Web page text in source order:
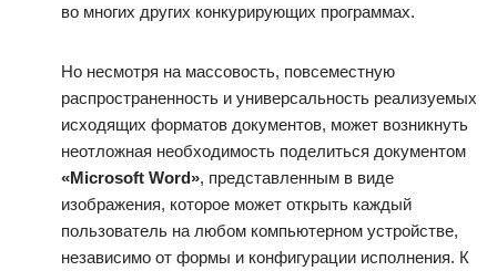
во многих других конкурирующих программах.
Но несмотря на массовость, повсеместную
распространенность и универсальность реализуемых
исходящих форматов документов, может возникнуть
неотложная необходимость поделиться документом
«Microsoft Word», представленным в виде
изображения, которое может открыть каждый
пользователь на любом компьютерном устройстве,
независимо от формы и конфигурации исполнения. К